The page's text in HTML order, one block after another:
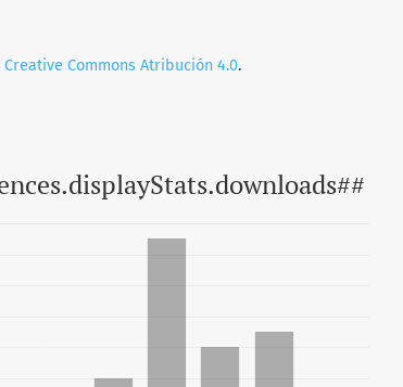
Creative Commons Atribución 4.0.